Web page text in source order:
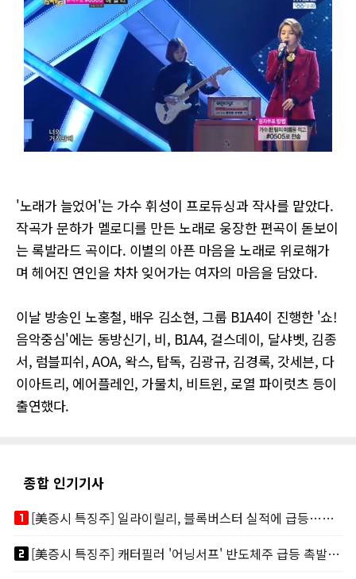
'노래가 늘었어'는 가수 휘성이 프로듀싱과 작사를 맡았다.
작곡가 문하가 멜로디를 만든 노래로 웅장한 편곡이 돋보이
는 록발라드 곡이다. 이별의 아픈 마음을 노래로 위로해가
며 헤어진 연인을 차차 잊어가는 여자의 마음을 담았다.
이날 방송인 노홍철, 배우 김소현, 그룹 B1A4이 진행한 '쇼!
음악중심'에는 동방신기, 비, B1A4, 걸스데이, 달샤벳, 김종
서, 럼블피쉬, AOA, 왁스, 탑독, 김광규, 김경록, 갓세븐, 다
이아트리, 에어플레인, 가물치, 비트윈, 로열 파이럿츠 등이
출연했다.
종합 인기기사
looks_one
[美증시 특징주] 일라이릴리, 블록버스터 실적에 급등…마운자로 매출 폭발
looks_two
[美증시 특징주] 캐터필러 '어닝서프' 반도체주 급등 촉발…"AI 데이터센터 건설 강력"